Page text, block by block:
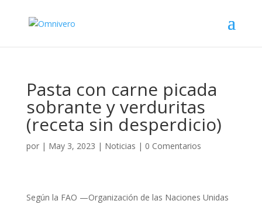
Pasta con carne picada
sobrante y verduritas
(receta sin desperdicio)
por | May 3, 2023 | Noticias | 0 Comentarios
Según la FAO —Organización de las Naciones Unidas